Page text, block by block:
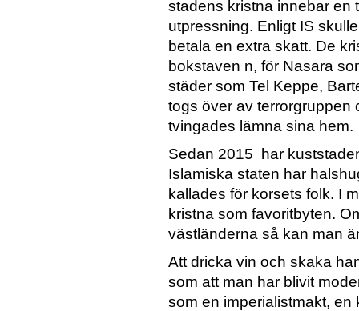
stadens kristna innebar en
utpressning. Enligt IS
betala en extra skatt. De
bokstaven n, för Nasara
städer som Tel Keppe,
togs över av terrorgruppen
tvingades lämna sina hem.
Sedan 2015 har
Islamiska staten har
kallades för korsets folk. I
kristna som favoritbyten.
västländerna så kan man
Att dricka vin och skaka
som att man har blivit
som en imperialistmakt, en